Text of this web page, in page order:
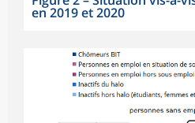
en 2019 et 2020